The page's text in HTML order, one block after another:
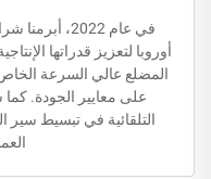
في عام 2022،
أوروبا لتعزيز قدراتها
على معايير الجودة.
التلقائية في تبسيط سير